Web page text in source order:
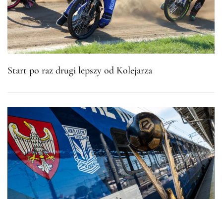
Start po raz drugi lepszy od Kolejarza